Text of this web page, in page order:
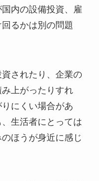
内の設備投資、雇
るかは別の問題
されたり、企業の
上がったりすれ
にくい場合があ
生活者にとっては
ほうが身近に感じ